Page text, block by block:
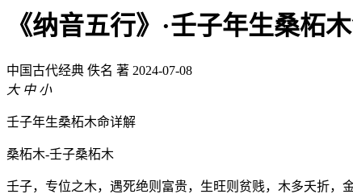
《纳音五行》·壬子年生桑柘
中国古代经典 佚名 著 2024-07-08
大 中 小
壬子年生桑柘木命详解
桑柘木-壬子桑柘木
壬子，专位之木，遇死绝则富贵，生旺则贫贱，木多夭折，